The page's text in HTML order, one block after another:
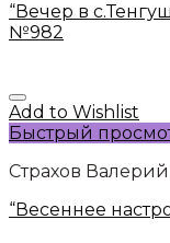
“Вечер в
№982
Add to Wishlist
Быстрый
Страхов
“Весеннее